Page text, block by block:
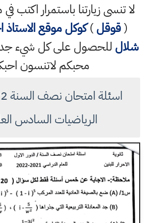
لا تنسى زيارتنا باستمرار اكتب
(قوقل)كوكلموقع
شلال للحصول على كل شيء
محبكم لاتنسون
الرياضيات السادس